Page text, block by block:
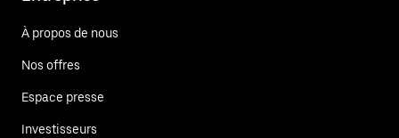
À propos de nous
Nos offres
Espace presse
Investisseurs